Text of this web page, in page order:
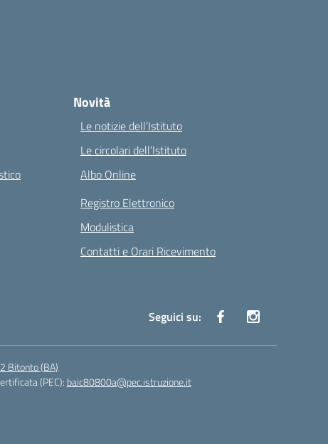
Novità
Le notizie dell’Istituto
Le circolari dell’Istituto
Albo Online
Registro Elettronico
Modulistica
Contatti e Orari Ricevimento
Seguici su:
Bitonto (BA)
(PEC): baic80800a@pec.istruzione.it